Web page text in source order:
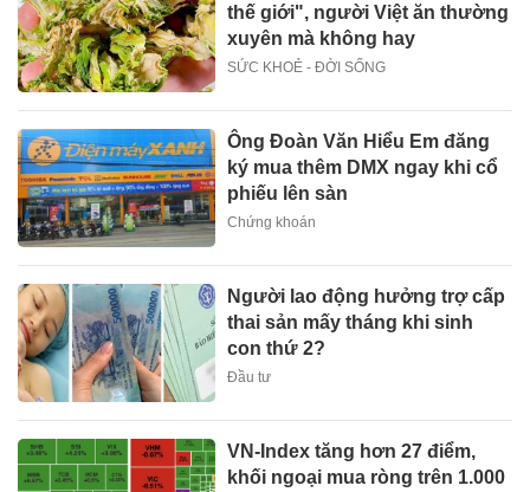
thế giới", người Việt ăn thường
xuyên mà không hay
SỨC KHOẺ - ĐỜI SỐNG
Ông Đoàn Văn Hiểu Em đăng
ký mua thêm DMX ngay khi cổ
phiếu lên sàn
Chứng khoán
Người lao động hưởng trợ cấp
thai sản mấy tháng khi sinh
con thứ 2?
Đầu tư
VN-Index tăng hơn 27 điểm,
khối ngoại mua ròng trên 1.000